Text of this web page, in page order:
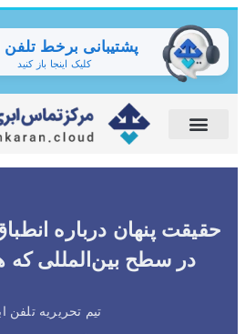
پشتیبانی برخط تلفن
کلیک اینجا باز کنید
حقیقت پنهان درباره
در سطح بین‌المللی که
تیم تحریریه تلفن